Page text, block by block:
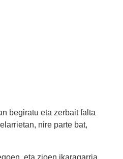
begiratu eta zerbait falta
nire parte bat,
eta zioen ikaragarria